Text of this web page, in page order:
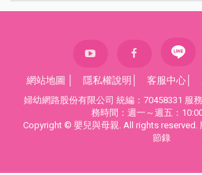
網站地圖 隱私權說明 客服中心
婦幼網路股份有限公司 統編：70458331 服
務時間：週一～週五：
Copyright © 嬰兒與母親. All rights reserved.
節錄